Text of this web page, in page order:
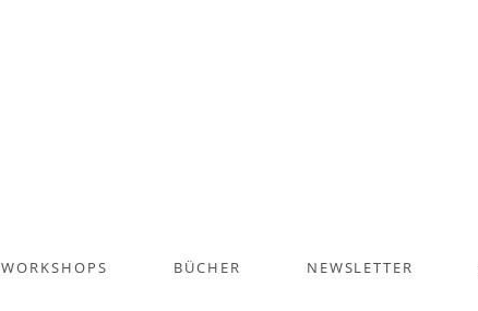
WORKSHOPS BÜCHER NEWSLETTER